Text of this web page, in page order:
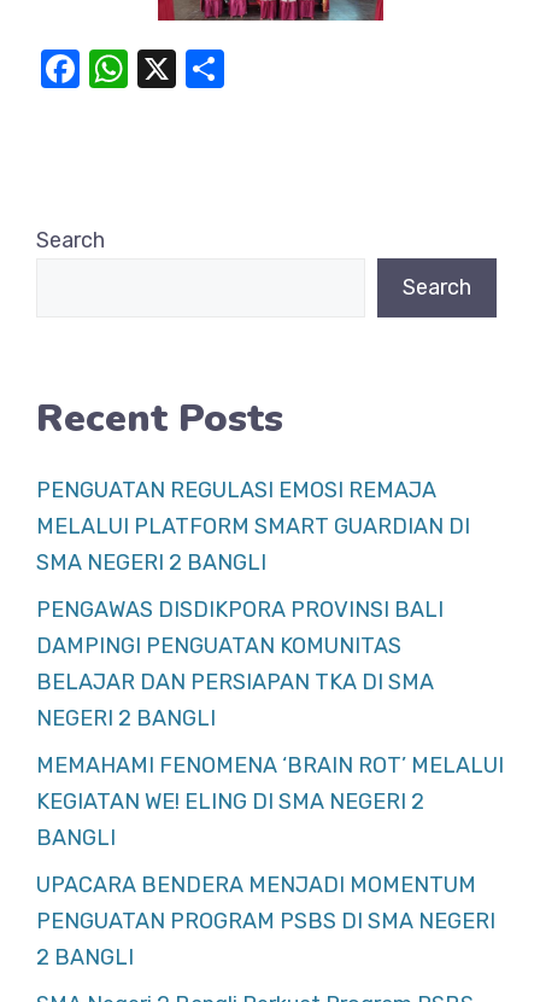
F
b
o
W
X
Search
Search
Recent Posts
PENGUATAN REGULASI EMOSI REMAJA
MELALUI PLATFORM SMART GUARDIAN DI
SMA NEGERI 2 BANGLI
PENGAWAS DISDIKPORA PROVINSI BALI
DAMPINGI PENGUATAN KOMUNITAS
BELAJAR DAN PERSIAPAN TKA DI SMA
NEGERI 2 BANGLI
MEMAHAMI FENOMENA ‘BRAIN ROT’ MELALUI
KEGIATAN WE! ELING DI SMA NEGERI 2
BANGLI
UPACARA BENDERA MENJADI MOMENTUM
PENGUATAN PROGRAM PSBS DI SMA NEGERI
2 BANGLI